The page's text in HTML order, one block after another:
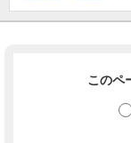
このペ